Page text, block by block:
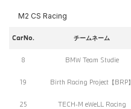
M2 CS Racing
CarNo. チームネーム
8 BMW Team Studie
19 Birth Racing Project【BRP】
25 TECH-M eWeLL Racing